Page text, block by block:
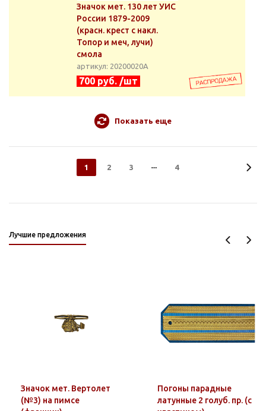
Значок мет. 130 лет УИС
России 1879-2009
(красн. крест с накл.
Топор и меч, лучи)
смола
артикул: 20200020А
700 руб. /шт
Показать еще
1 2 3 4
Лучшие предложения
Значок мет. Вертолет
(№3) на пимсе
Погоны парадные
латунные 2 голуб. пр. (с